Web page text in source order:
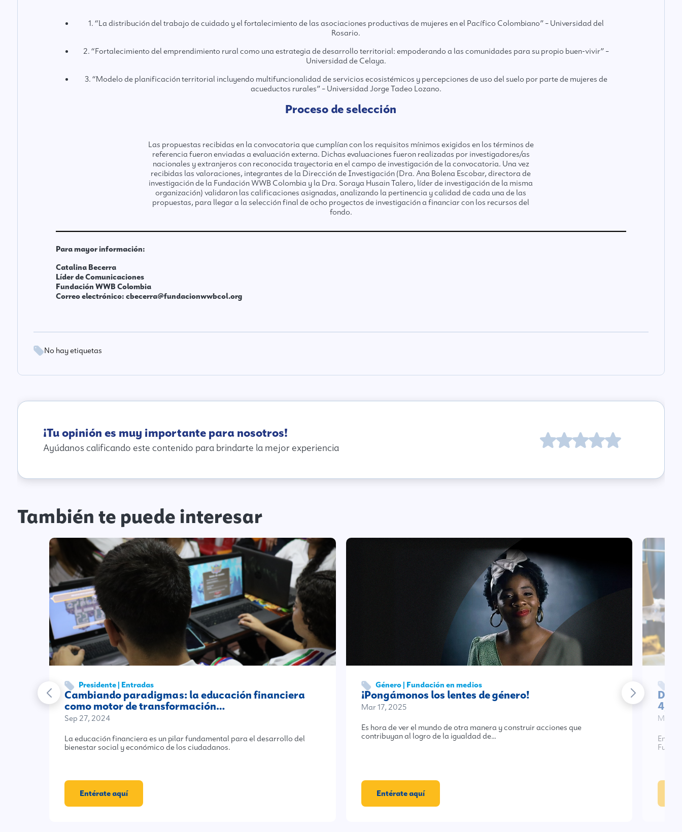
1. “La distribución del trabajo de cuidado y el fortalecimiento de las asociaciones productivas de mujeres en el Pacífico Colombiano” – Universidad del
Rosario.
2. “Fortalecimiento del emprendimiento rural como una estrategia de desarrollo territorial: empoderando a las comunidades para su propio buen-vivir” –
Universidad de Celaya.
3. “Modelo de planificación territorial incluyendo multifuncionalidad de servicios ecosistémicos y percepciones de uso del suelo por parte de mujeres de
acueductos rurales” – Universidad Jorge Tadeo Lozano.
Proceso de selección
Las propuestas recibidas en la convocatoria que cumplían con los requisitos mínimos exigidos en los términos de
referencia fueron enviadas a evaluación externa. Dichas evaluaciones fueron realizadas por investigadores/as
nacionales y extranjeros con reconocida trayectoria en el campo de investigación de la convocatoria. Una vez
recibidas las valoraciones, integrantes de la Dirección de Investigación (Dra. Ana Bolena Escobar, directora de
investigación de la Fundación WWB Colombia y la Dra. Soraya Husain Talero, líder de investigación de la misma
organización) validaron las calificaciones asignadas, analizando la pertinencia y calidad de cada una de las
propuestas, para llegar a la selección final de ocho proyectos de investigación a financiar con los recursos del
fondo.
Para mayor información:
Catalina Becerra
Líder de Comunicaciones
Fundación WWB Colombia
Correo electrónico: cbecerra@fundacionwwbcol.org
No hay etiquetas
¡Tu opinión es muy importante para nosotros!
Ayúdanos calificando este contenido para brindarte la mejor experiencia
También te puede interesar
Presidente | Entradas
Cambiando paradigmas: la educación financiera
como motor de transformación…
Sep 27, 2024
La educación financiera es un pilar fundamental para el desarrollo del
bienestar social y económico de los ciudadanos.
Entérate aquí
Género | Fundación en medios
¡Pongámonos los lentes de género!
Mar 17, 2025
Es hora de ver el mundo de otra manera y construir acciones que
contribuyan al logro de la igualdad de…
Entérate aquí
De
4,5…
May
En